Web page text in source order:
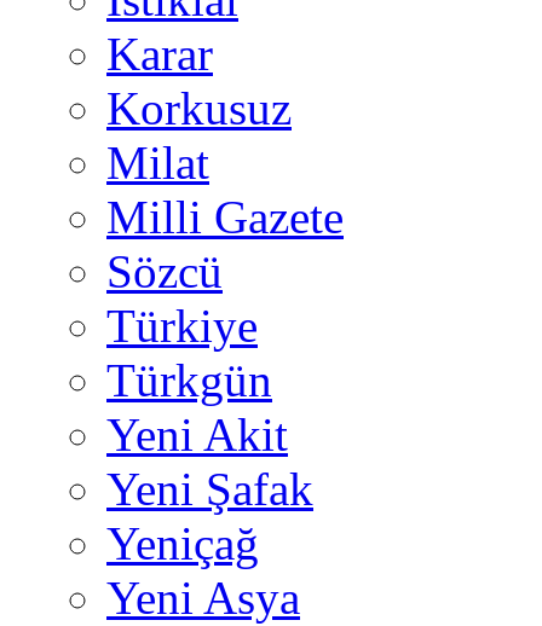
Karar
Korkusuz
Milat
Milli Gazete
Sözcü
Türkiye
Türkgün
Yeni Akit
Yeni Şafak
Yeniçağ
Yeni Asya